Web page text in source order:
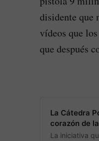
disidente que
vídeos que
que después
La Cátedra
corazón de
La iniciativa